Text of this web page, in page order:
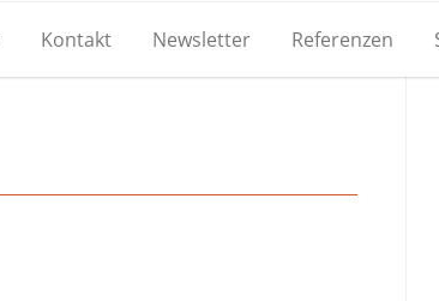
Kontakt Newsletter Referenzen